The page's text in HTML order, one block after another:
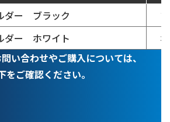
ダー ブラック
ダー ホワイト
い合わせやご購入については、
をご確認ください。